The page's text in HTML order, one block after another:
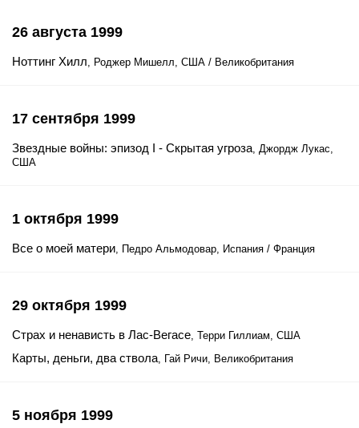
26 августа 1999
Ноттинг Хилл, Роджер Мишелл, США / Великобритания
17 сентября 1999
Звездные войны: эпизод I - Скрытая угроза, Джордж Лукас,
США
1 октября 1999
Все о моей матери, Педро Альмодовар, Испания / Франция
29 октября 1999
Страх и ненависть в Лас-Вегасе, Терри Гиллиам, США
Карты, деньги, два ствола, Гай Ричи, Великобритания
5 ноября 1999